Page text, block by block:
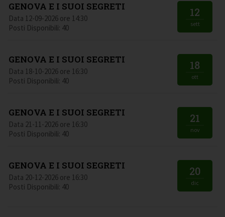
GENOVA E I SUOI SEGRETI
Data 12-09-2026 ore 14:30
Posti Disponibili: 40
12
sett
GENOVA E I SUOI SEGRETI
Data 18-10-2026 ore 16:30
Posti Disponibili: 40
18
ott
GENOVA E I SUOI SEGRETI
Data 21-11-2026 ore 16:30
Posti Disponibili: 40
21
nov
GENOVA E I SUOI SEGRETI
Data 20-12-2026 ore 16:30
Posti Disponibili: 40
20
dic